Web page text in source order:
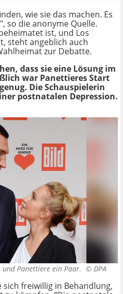
wie sie das machen. Es
so die anonyme Quelle.
ist, und Los
steht angeblich auch
zur Debatte.
dass sie eine Lösung im
war Panettieres Start
Die Schauspielerin
postnatalen Depression.
und Panettiere ein Paar. © DPA
sich freiwillig in Behandlung,